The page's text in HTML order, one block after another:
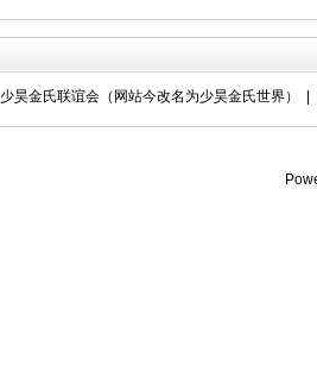
少昊金氏联谊会（网站今改名为少昊金氏世界）